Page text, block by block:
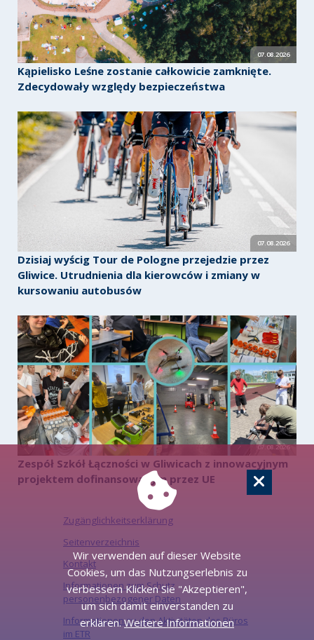
07.08.2026
Kąpielisko Leśne zostanie całkowicie zamknięte.
Zdecydowały względy bezpieczeństwa
07.08.2026
Dzisiaj wyścig Tour de Pologne przejedzie przez
Gliwice. Utrudnienia dla kierowców i zmiany w
kursowaniu autobusów
07.08.2026
Zespół Szkół Łączności w Gliwicach z innowacyjnym
projektem dofinansowanym przez UE
Zugänglichkeitserklärung
Seitenverzeichnis
Kontakt
Informationen zum Schutz
personenbezogener Daten
Informationen zu den Aktivitäten des Büros
im ETR
Wir verwenden auf dieser Website
Cookies, um das Nutzungserlebnis zu
verbessern Klicken Sie "Akzeptieren",
um sich damit einverstanden zu
erklären.Weitere Informationen